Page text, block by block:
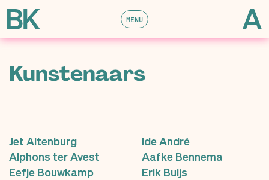
MENU
Kunstenaars
Jet Altenburg
Ide André
Alphons ter Avest
Aafke Bennema
Eefje Bouwkamp
Erik Buijs